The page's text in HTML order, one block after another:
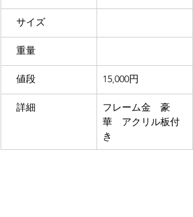
サイズ
重量
値段 15,000円
詳細
フレーム金　豪
華　アクリル板付
き